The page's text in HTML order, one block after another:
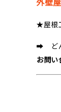
★屋根
➡ どん
お問い